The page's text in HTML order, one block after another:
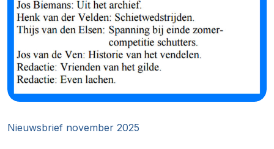
Nieuwsbrief november 2025